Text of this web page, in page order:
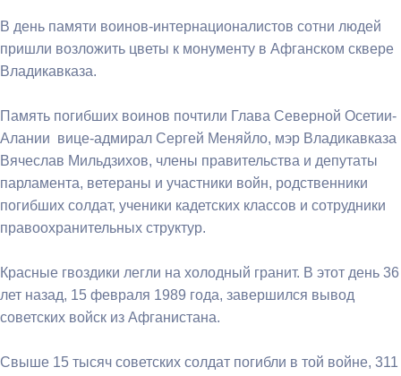
В день памяти воинов-интернационалистов сотни людей
пришли возложить цветы к монументу в Афганском сквере
Владикавказа.
Память погибших воинов почтили Глава Северной Осетии-
Алании вице-адмирал Сергей Меняйло, мэр Владикавказа
Вячеслав Мильдзихов, члены правительства и депутаты
парламента, ветераны и участники войн, родственники
погибших солдат, ученики кадетских классов и сотрудники
правоохранительных структур.
Красные гвоздики легли на холодный гранит. В этот день 36
лет назад, 15 февраля 1989 года, завершился вывод
советских войск из Афганистана.
Свыше 15 тысяч советских солдат погибли в той войне, 311